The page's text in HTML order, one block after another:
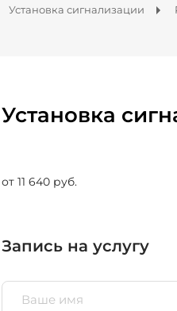
Установка сигнализации
Установка
от 11 640 руб.
Запись на услугу